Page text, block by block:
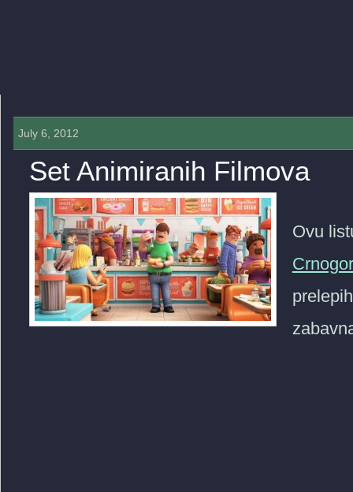
July 6, 2012
0 COMMENTS »
Set Animiranih Filmova
Ovu